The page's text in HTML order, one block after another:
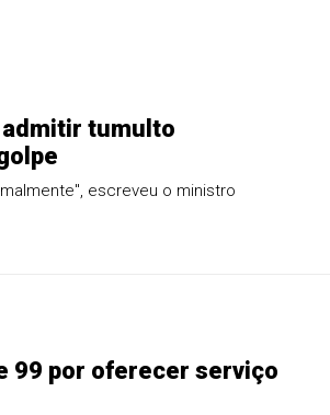
admitir tumulto
escreveu o ministro
99 por oferecer serviço